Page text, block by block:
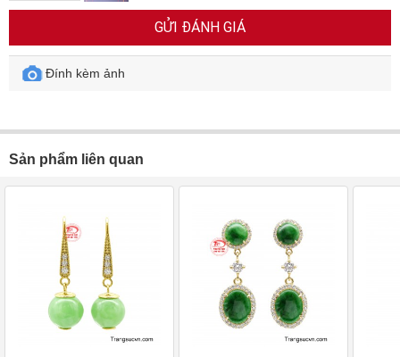
GỬI ĐÁNH GIÁ
Đính kèm ảnh
Sản phẩm liên quan